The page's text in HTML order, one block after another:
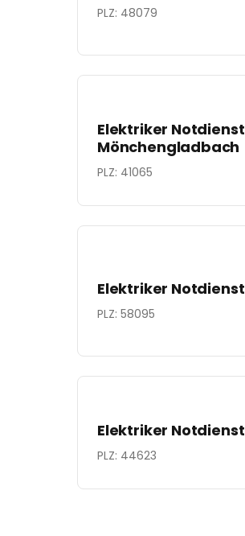
PLZ: 48079
Elektriker Notdienst
Mönchengladbach
PLZ: 41065
Elektriker Notdienst
PLZ: 58095
Elektriker Notdienst
PLZ: 44623